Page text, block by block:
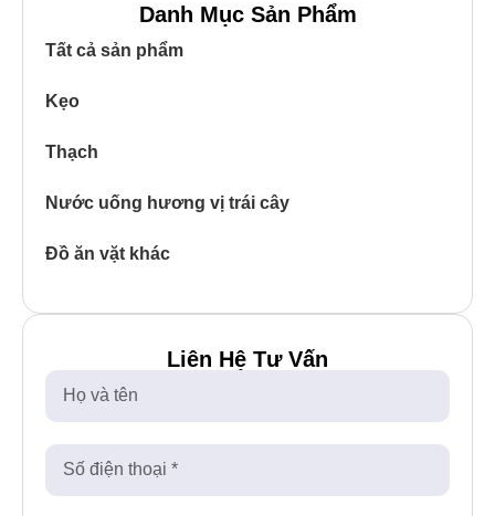
Danh Mục Sản Phẩm
Tất cả sản phẩm
Kẹo
Thạch
Nước uống hương vị trái cây
Đồ ăn vặt khác
Liên Hệ Tư Vấn